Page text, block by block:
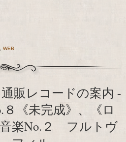
WEB
販レコードの案内 -
《未完成》、《ロ
楽No.２ フルトヴ